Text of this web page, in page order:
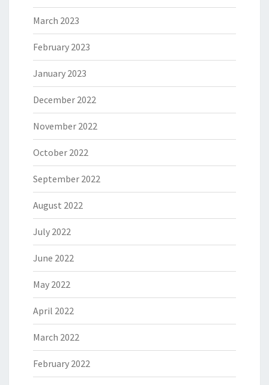
March 2023
February 2023
January 2023
December 2022
November 2022
October 2022
September 2022
August 2022
July 2022
June 2022
May 2022
April 2022
March 2022
February 2022